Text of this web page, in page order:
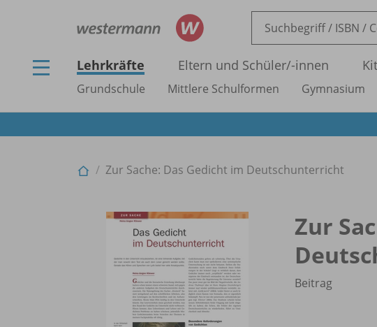
Lehrkräfte Eltern und Schüler/-innen
Grundschule Mittlere Schulformen Gymnasium
Zur Sache: Das Gedicht im Deutschunterricht
Zur
Beitrag